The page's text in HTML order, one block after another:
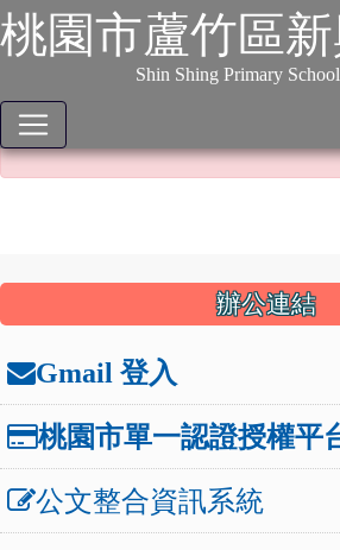
跳到主要內容
網站導覽
桃園市蘆竹區
Shin Shing Primary School
本站消息 分月文章
本文已不開放！
本文已不開放！
辦公連結
Gmail 登入
桃園市單一認證授權平
公文整合資訊系統